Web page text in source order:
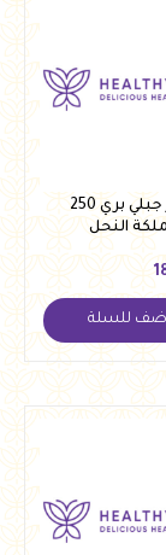
عسل سدر جبلي بري 250
النحل
للسلة